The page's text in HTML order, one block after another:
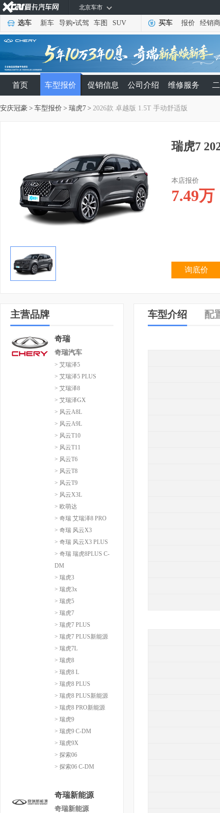
北京车市
选车 新车 导购•试驾 车图 SUV 买车 报价 经销商
首页 车型报价 促销信息 公司介绍 维修服务
安庆冠豪 > 车型报价 > 瑞虎7 > 2026款 卓越版 1.5T 手动舒适版
瑞虎7
本店报价
7.49万
询底价
主营品牌
奇瑞
奇瑞汽车
> 艾瑞泽5
> 艾瑞泽5 PLUS
> 艾瑞泽8
> 艾瑞泽GX
> 风云A8L
> 风云A9L
> 风云T10
> 风云T11
> 风云T6
> 风云T8
> 风云T9
> 风云X3L
> 欧萌达
> 奇瑞 艾瑞泽8 PRO
> 奇瑞 风云X3
> 奇瑞 风云X3 PLUS
> 奇瑞 瑞虎8PLUS C-
DM
> 瑞虎3
> 瑞虎3x
> 瑞虎5
> 瑞虎7
> 瑞虎7 PLUS
> 瑞虎7 PLUS新能源
> 瑞虎7L
> 瑞虎8
> 瑞虎8 L
> 瑞虎8 PLUS
> 瑞虎8 PLUS新能源
> 瑞虎8 PRO新能源
> 瑞虎9
> 瑞虎9 C-DM
> 瑞虎9X
> 探索06
> 探索06 C-DM
奇瑞新能源
奇瑞新能源
车型介绍 配